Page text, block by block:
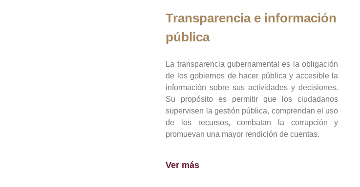
Transparencia e información
pública
La transparencia gubernamental es la obligación
de los gobiernos de hacer pública y accesible la
información sobre sus actividades y decisiones.
Su propósito es permitir que los ciudadanos
supervisen la gestión pública, comprendan el uso
de los recursos, combatan la corrupción y
promuevan una mayor rendición de cuentas.
Ver más